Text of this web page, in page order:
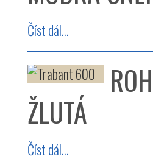
Číst dál...
ŽLUTÁ
Číst dál...